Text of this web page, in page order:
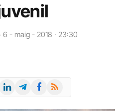
6 - maig - 2018 · 23:30
LinkedInTelegramFacebook
RSS